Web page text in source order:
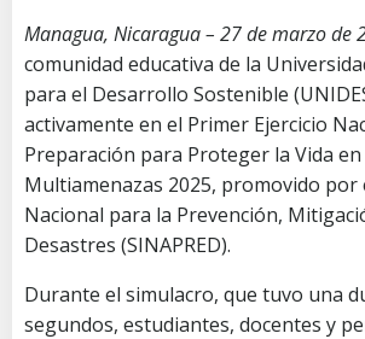
Managua, Nicaragua – 27 de marzo de
comunidad educativa de la
para el Desarrollo Sostenible
activamente en el Primer Ejercicio
Preparación para Proteger la Vida
Multiamenazas 2025, promovido por
Nacional para la Prevención,
Desastres (SINAPRED).
Durante el simulacro, que tuvo una
segundos, estudiantes, docentes y